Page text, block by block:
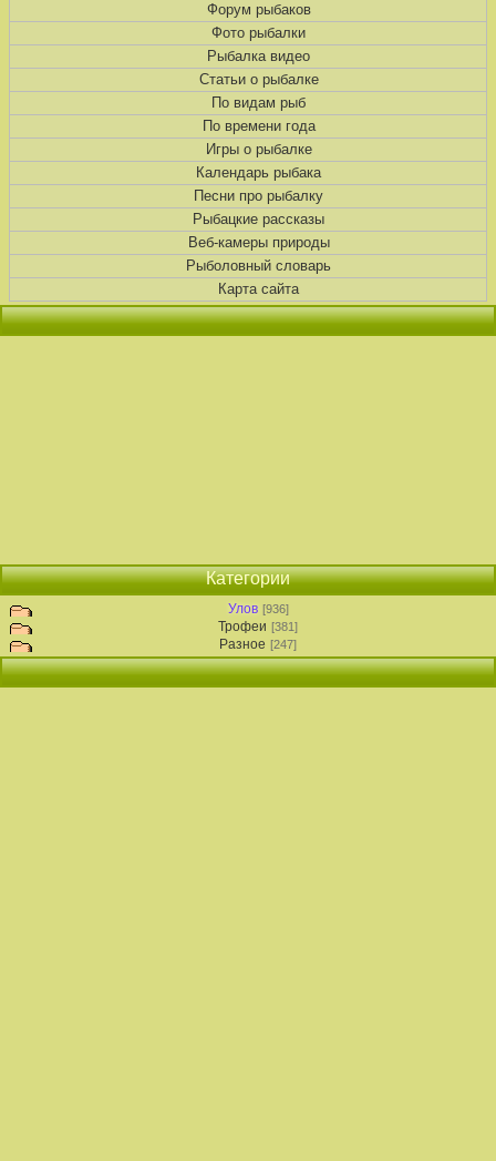
Форум рыбаков
Фото рыбалки
Рыбалка видео
Статьи о рыбалке
По видам рыб
По времени года
Игры о рыбалке
Календарь рыбака
Песни про рыбалку
Рыбацкие рассказы
Веб-камеры природы
Рыболовный словарь
Карта сайта
Категории
Улов [936]
Трофеи [381]
Разное [247]